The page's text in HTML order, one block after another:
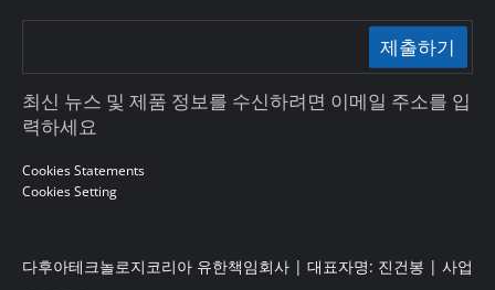
제출하기
최신 뉴스 및 제품 정보를 수신하려면 이메일 주소를 입
력하세요
Cookies Statements
Cookies Setting
다후아테크놀로지코리아 유한책임회사 | 대표자명: 진건봉 | 사업